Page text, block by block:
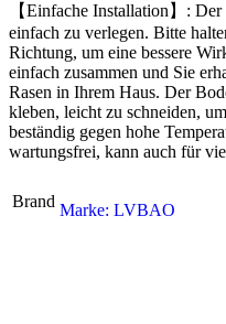
【Einfache Installation】:
einfach zu verlegen. Bitte
Richtung, um eine bessere
einfach zusammen und Sie
Rasen in Ihrem Haus. Der
kleben, leicht zu schneiden,
beständig gegen hohe
wartungsfrei, kann auch für
Brand Marke: LVBAO